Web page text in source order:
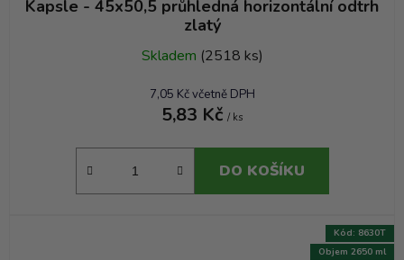
Kapsle - 45x50,5 průhledná horizontální odtrh
zlatý
Skladem (2518 ks)
7,05 Kč včetně DPH
5,83 Kč / ks
DO KOŠÍKU
Objem 2650 ml
Kód: 8630T